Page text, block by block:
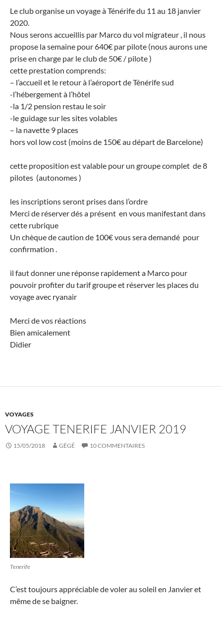
Le club organise un voyage à Ténérife du 11 au 18 janvier
2020.
Nous serons accueillis par Marco du vol migrateur , il nous
propose la semaine pour 640€ par pilote (nous aurons une
prise en charge par le club de 50€ / pilote )
cette prestation comprends:
– l’accueil et le retour à l’aéroport de Ténérife sud
-l’hébergement à l’hôtel
-la 1/2 pension restau le soir
-le guidage sur les sites volables
– la navette 9 places
hors vol low cost (moins de 150€ au départ de Barcelone)
cette proposition est valable pour un groupe complet de 8
pilotes (autonomes )
les inscriptions seront prises dans l’ordre
Merci de réserver dés a présent en vous manifestant dans
cette rubrique
Un chèque de caution de 100€ vous sera demandé pour
confirmation .
il faut donner une réponse rapidement a Marco pour
pouvoir profiter du tarif groupe et réserver les places du
voyage avec ryanair
Merci de vos réactions
Bien amicalement
Didier
VOYAGES
VOYAGE TENERIFE JANVIER 2019
15/05/2018 GÉGÉ 10 COMMENTAIRES
Tenerife
C’est toujours appréciable de voler au soleil en Janvier et
même de se baigner.